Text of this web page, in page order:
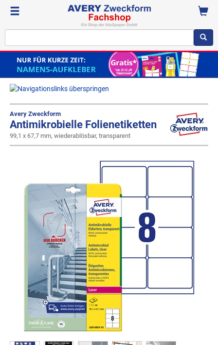
Avery Zweckform
Antimikrobielle Folienetiketten
99,1 x 67,7 mm, wiederablösbar, transparent